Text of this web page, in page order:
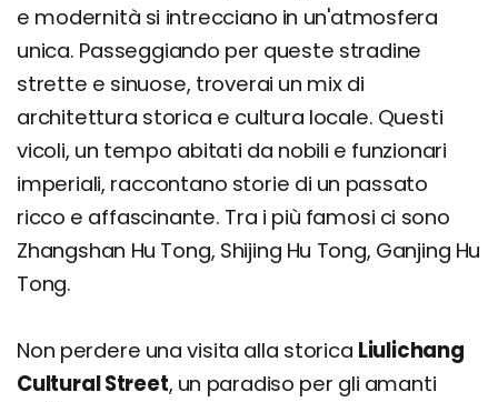
e modernità si intrecciano in un'atmosfera
unica. Passeggiando per queste stradine
strette e sinuose, troverai un mix di
architettura storica e cultura locale. Questi
vicoli, un tempo abitati da nobili e funzionari
imperiali, raccontano storie di un passato
ricco e affascinante. Tra i più famosi ci sono
Zhangshan Hu Tong, Shijing Hu Tong, Ganjing Hu
Tong.
Non perdere una visita alla storica Liulichang
Cultural Street, un paradiso per gli amanti